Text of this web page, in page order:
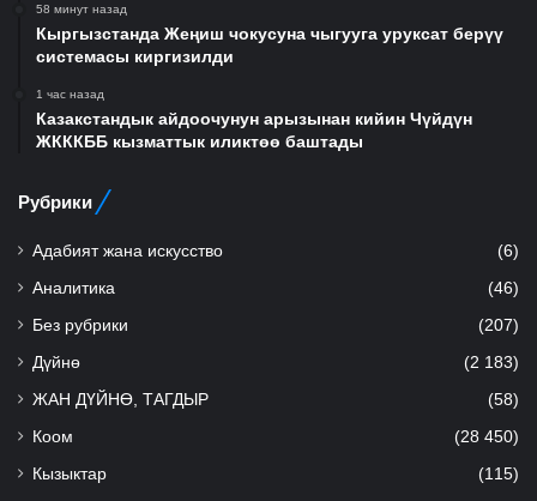
58 минут назад
Кыргызстанда Жеңиш чокусуна чыгууга уруксат берүү
системасы киргизилди
1 час назад
Казакстандык айдоочунун арызынан кийин Чүйдүн
ЖКККББ кызматтык иликтөө баштады
Рубрики
Адабият жана искусство (6)
Аналитика (46)
Без рубрики (207)
Дүйнө (2 183)
ЖАН ДҮЙНӨ, ТАГДЫР (58)
Коом (28 450)
Кызыктар (115)